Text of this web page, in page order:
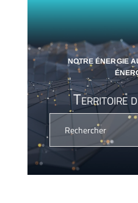
NOTRE ÉNERGIE
Territoire